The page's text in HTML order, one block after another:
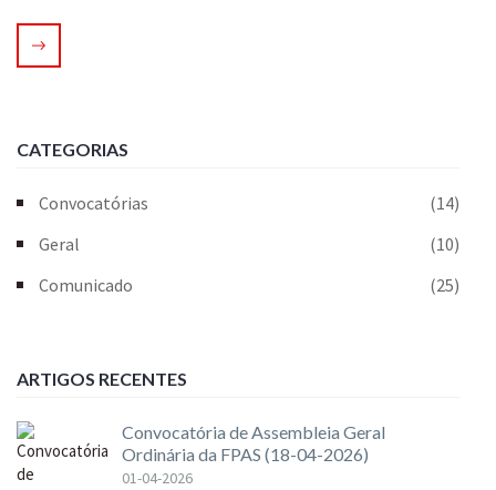
CATEGORIAS
Convocatórias
(14)
Geral
(10)
Comunicado
(25)
ARTIGOS RECENTES
Convocatória de Assembleia Geral
Ordinária da FPAS (18-04-2026)
01-04-2026